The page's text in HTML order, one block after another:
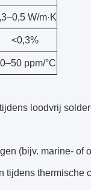
W/m·K
<0,3%
ppm/°C
loodvrij
(bijv. marine- of
thermische